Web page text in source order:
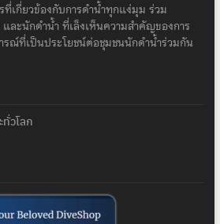
เกี่ยวข้องกับการดำน้ำทุกแง่มุม ร่วม
ละนักดำน้ำ ที่เล็งเห็นความสำคัญของการ
ณ์ที่เป็นประโยชน์ต่อชุมชนนักดำน้ำร่วมกัน
วโลก